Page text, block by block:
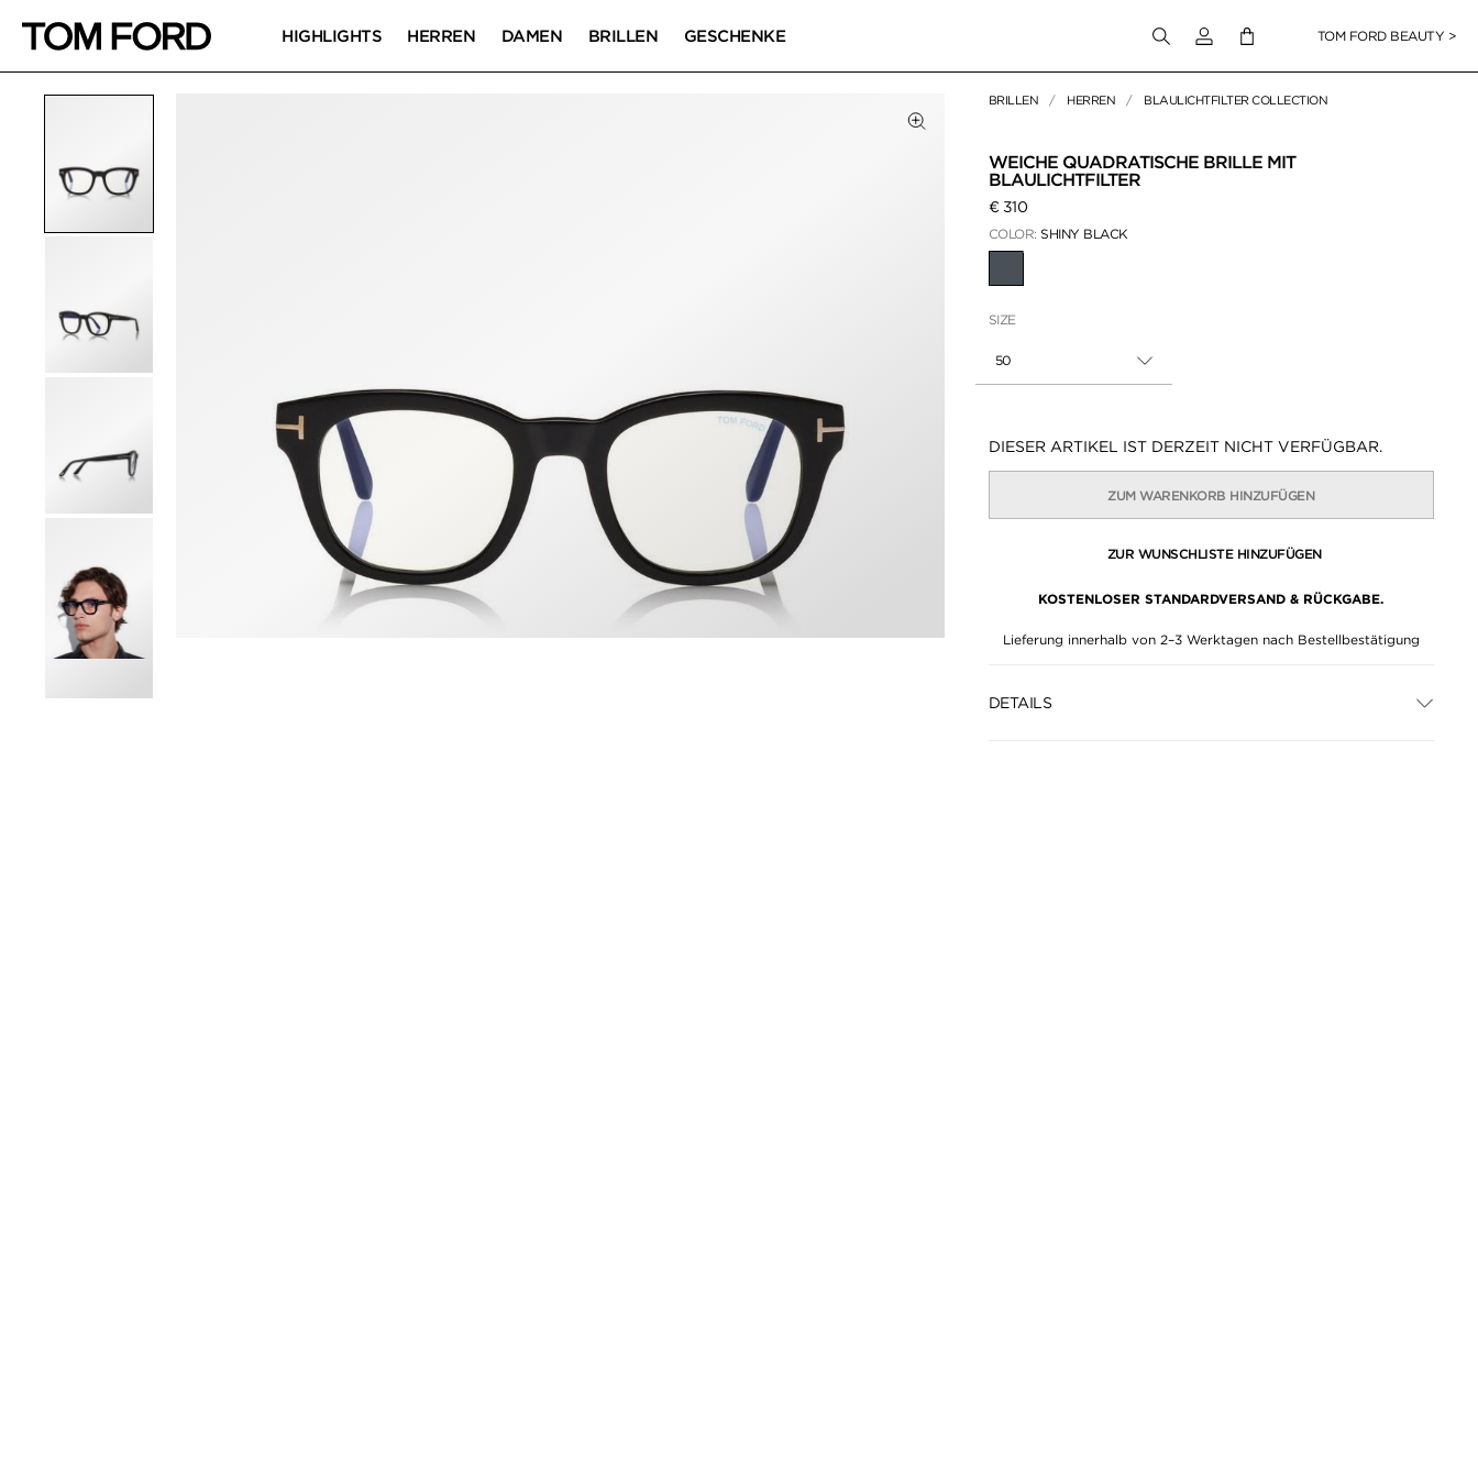
HIGHLIGHTS HERREN DAMEN BRILLEN GESCHENKE Melden Sie sich bei Ihrem Konto an
TOM FORD BEAUTY >
BRILLEN HERREN BLAULICHTFILTER COLLECTION
WEICHE QUADRATISCHE BRILLE MIT
BLAULICHTFILTER
€ 310
COLOR:SHINY BLACK
SIZE
50
Verfügbarkeit:
DIESER ARTIKEL IST DERZEIT NICHT VERFÜGBAR.
ZUM WARENKORB HINZUFÜGEN
ZUR WUNSCHLISTE HINZUFÜGEN
KOSTENLOSER STANDARDVERSAND & RÜCKGABE.
Lieferung innerhalb von 2–3 Werktagen nach Bestellbestätigung
DETAILS